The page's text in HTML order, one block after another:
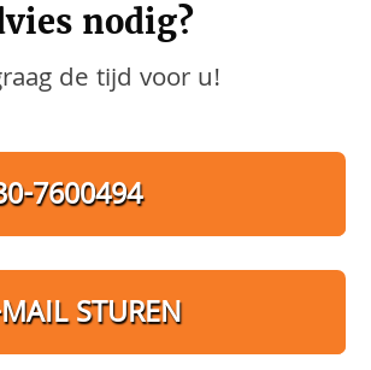
nodig?
de tijd voor u!
7600494
STUREN